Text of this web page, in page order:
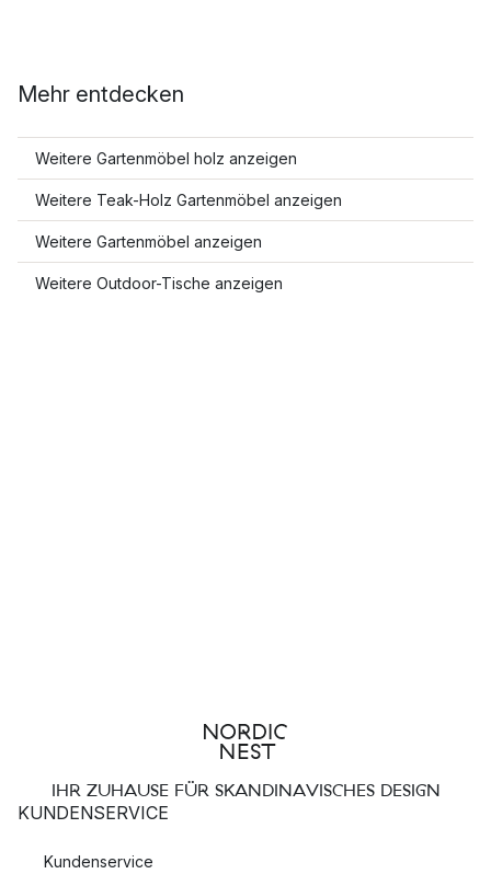
Mehr entdecken
Weitere Gartenmöbel holz anzeigen
Weitere Teak-Holz Gartenmöbel anzeigen
Weitere Gartenmöbel anzeigen
Weitere Outdoor-Tische anzeigen
IHR ZUHAUSE FÜR SKANDINAVISCHES DESIGN
KUNDENSERVICE
Kundenservice